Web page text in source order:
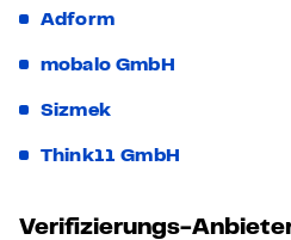
Adform
mobalo GmbH
Sizmek
Think11 GmbH
Verifizierungs-